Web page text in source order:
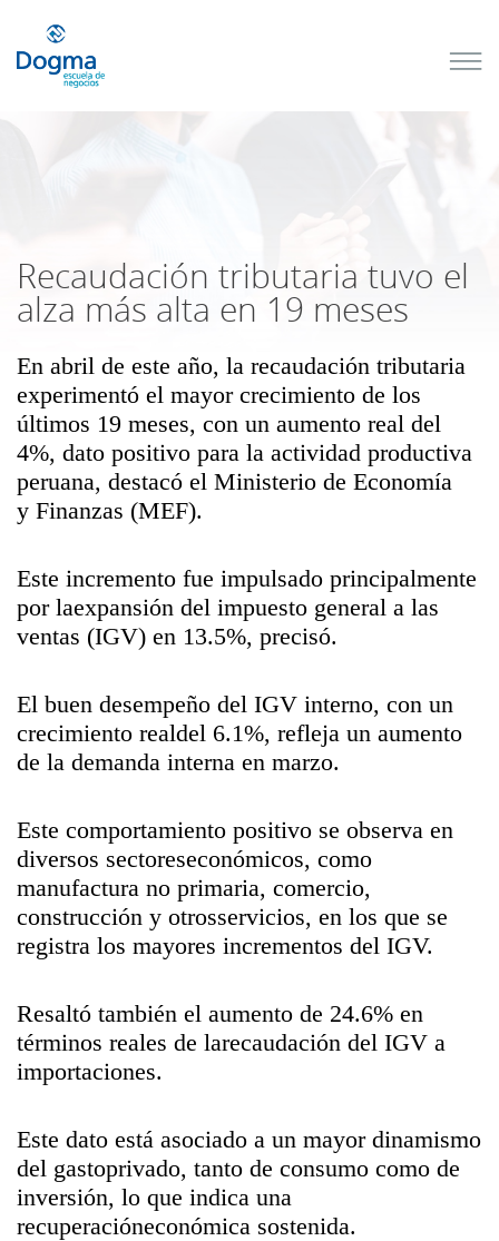
Recaudación tributaria tuvo el
alza más alta en 19 meses
En abril de este año, la recaudación tributaria
experimentó el mayor crecimiento de los
últimos 19 meses, con un aumento real del
4%, dato positivo para la actividad productiva
peruana, destacó el Ministerio de Economía
y Finanzas (MEF).
Este incremento fue impulsado principalmente
por laexpansión del impuesto general a las
ventas (IGV) en 13.5%, precisó.
El buen desempeño del IGV interno, con un
crecimiento realdel 6.1%, refleja un aumento
de la demanda interna en marzo.
Este comportamiento positivo se observa en
diversos sectoreseconómicos, como
manufactura no primaria, comercio,
construcción y otrosservicios, en los que se
registra los mayores incrementos del IGV.
Resaltó también el aumento de 24.6% en
términos reales de larecaudación del IGV a
importaciones.
Este dato está asociado a un mayor dinamismo
del gastoprivado, tanto de consumo como de
inversión, lo que indica una
recuperacióneconómica sostenida.
próximos
Más Cursos